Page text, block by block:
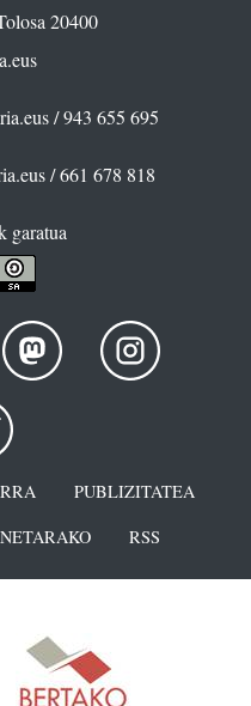
20400
/ 943 655 695
/ 661 678 818
garatua
PUBLIZITATEA
RSS